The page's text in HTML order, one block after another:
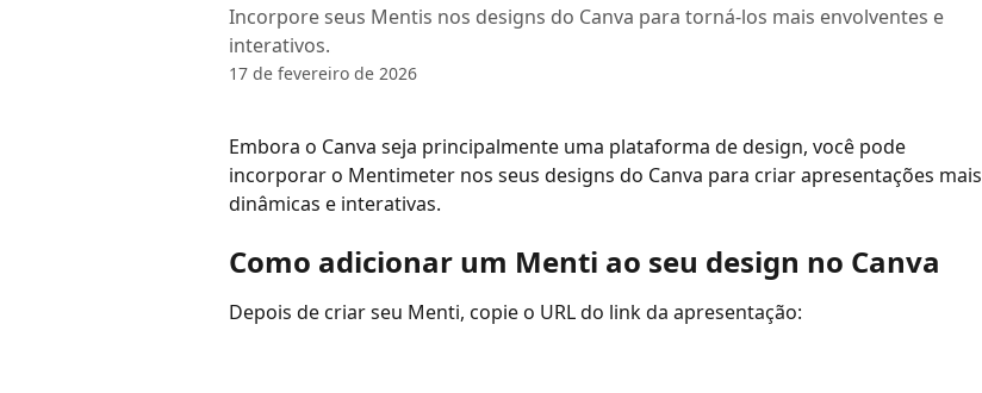
Incorpore seus Mentis nos designs do Canva para torná-los mais envolventes e
interativos.
17 de fevereiro de 2026
Embora o Canva seja principalmente uma plataforma de design, você pode
incorporar o Mentimeter nos seus designs do Canva para criar apresentações mais
dinâmicas e interativas.
Como adicionar um Menti ao seu design no Canva
Depois de criar seu Menti, copie o URL do link da apresentação: